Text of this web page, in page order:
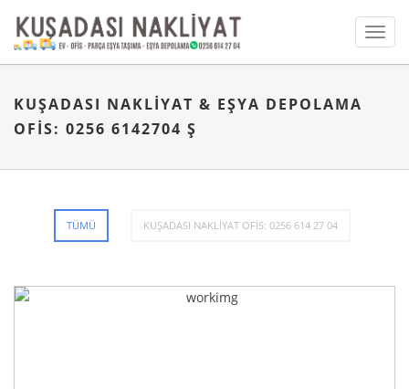
KUŞADASI NAKLIYAT & EŞYA DEPOLAMA
OFIS: 0256 6142704 Ş
TÜMÜ KUŞADASI NAKLİYAT OFIS: 0256 614 27 04